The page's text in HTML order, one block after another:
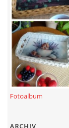
Fotoalbum
ARCHIV